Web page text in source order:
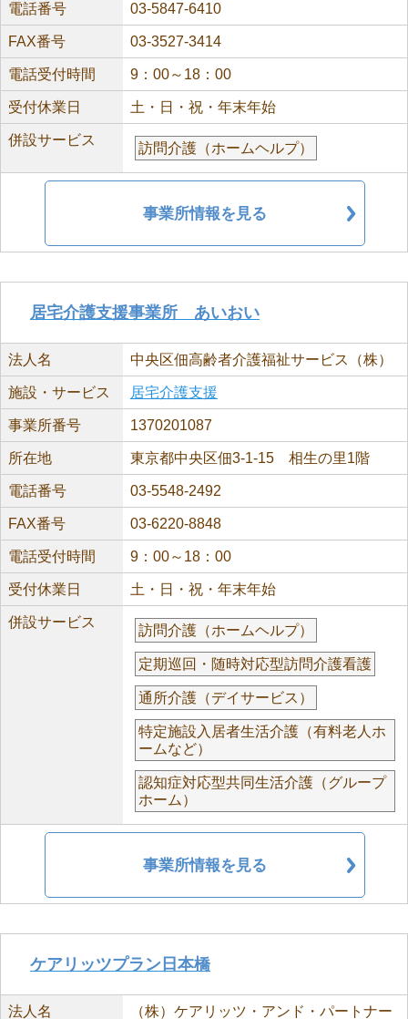
電話番号 03-5847-6410
FAX番号 03-3527-3414
電話受付時間 9：00～18：00
受付休業日 土・日・祝・年末年始
併設サービス
訪問介護（ホームヘルプ）
事業所情報を見る
居宅介護支援事業所 あいおい
法人名 中央区佃高齢者介護福祉サービス（株）
施設・サービス 居宅介護支援
事業所番号 1370201087
所在地 東京都中央区佃3-1-15 相生の里1階
電話番号 03-5548-2492
FAX番号 03-6220-8848
電話受付時間 9：00～18：00
受付休業日 土・日・祝・年末年始
併設サービス
訪問介護（ホームヘルプ）
定期巡回・随時対応型訪問介護看護
通所介護（デイサービス）
特定施設入居者生活介護（有料老人ホ
ームなど）
認知症対応型共同生活介護（グループ
ホーム）
事業所情報を見る
ケアリッツプラン日本橋
法人名 （株）ケアリッツ・アンド・パートナー